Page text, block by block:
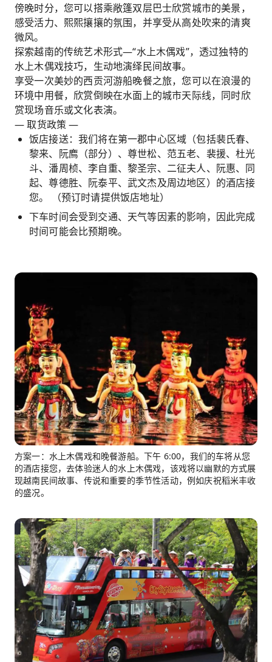
傍晚时分，您可以搭乘敞篷双层巴士欣赏城市的美景，
感受活力、熙熙攘攘的氛围，并享受从高处吹来的清爽
微风。
探索越南的传统艺术形式—“水上木偶戏”，透过独特的
水上木偶戏技巧，生动地演绎民间故事。
享受一次美妙的西贡河游船晚餐之旅，您可以在浪漫的
环境中用餐，欣赏倒映在水面上的城市天际线，同时欣
赏现场音乐或文化表演。
— 取货政策 —
饭店接送：我们将在第一郡中心区域（包括裴氏春、
黎来、阮廌（部分）、尊世松、范五老、裴援、杜光
斗、潘周桢、李自重、黎圣宗、二征夫人、阮惠、同
起、尊德胜、阮泰平、武文杰及周边地区）的酒店接
您。 （预订时请提供饭店地址）
下车时间会受到交通、天气等因素的影响，因此完成
时间可能会比预期晚。
方案一：水上木偶戏和晚餐游船。下午 6:00，我们的车将从您
的酒店接您，去体验迷人的水上木偶戏，该戏将以幽默的方式展
现越南民间故事、传说和重要的季节性活动，例如庆祝稻米丰收
的盛况。